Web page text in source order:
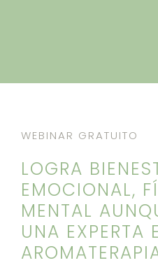
WEBINAR GRATUITO
LOGRA
EMOCIONAL,
MENTAL
UNA EXPERTA